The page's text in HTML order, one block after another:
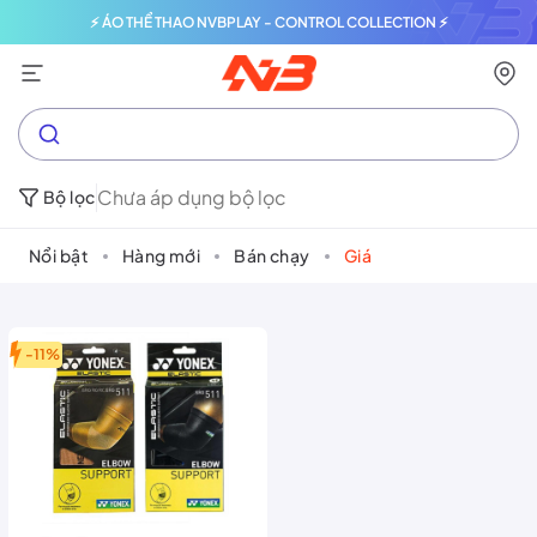
⚡ ÁO THỂ THAO NVBPLAY - CONTROL COLLECTION ⚡
Bộ lọcChưa áp dụng bộ lọc
Nổi bật Hàng mới Bán chạy Giá
-11%